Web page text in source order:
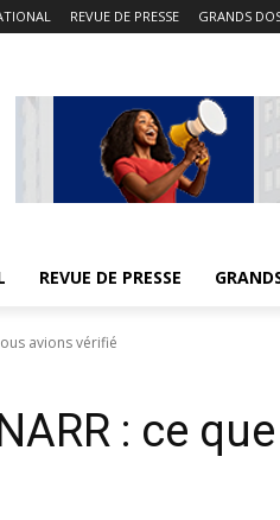
REVUE DE PRESSE GRANDS
REVUE DE PRESSE
avions vérifié
: ce